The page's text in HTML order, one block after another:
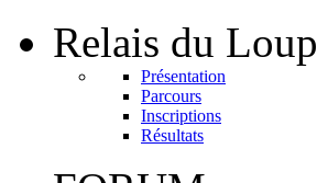
Relais du Loup
Présentation
Parcours
Inscriptions
Résultats